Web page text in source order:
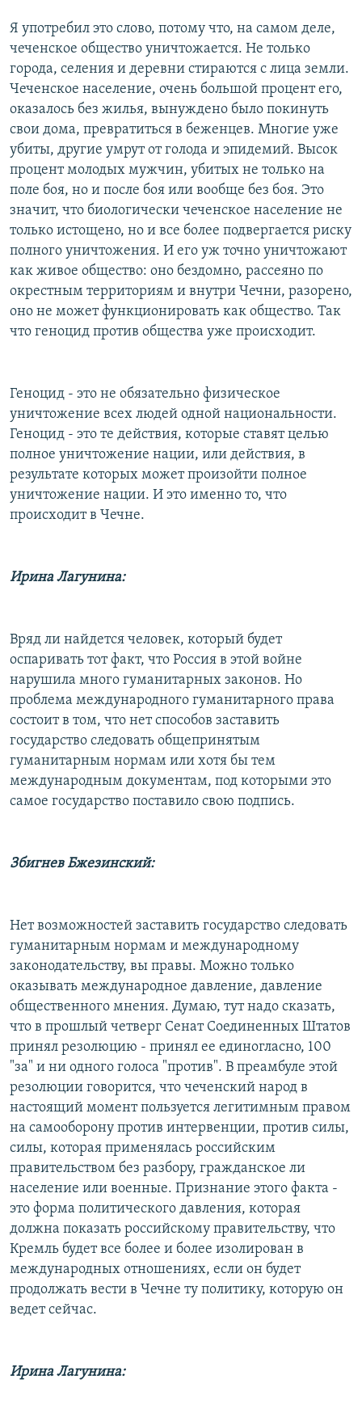
Я употребил это слово, потому что, на самом деле,
чеченское общество уничтожается. Не только
города, селения и деревни стираются с лица земли.
Чеченское население, очень большой процент его,
оказалось без жилья, вынуждено было покинуть
свои дома, превратиться в беженцев. Многие уже
убиты, другие умрут от голода и эпидемий. Высок
процент молодых мужчин, убитых не только на
поле боя, но и после боя или вообще без боя. Это
значит, что биологически чеченское население не
только истощено, но и все более подвергается риску
полного уничтожения. И его уж точно уничтожают
как живое общество: оно бездомно, рассеяно по
окрестным территориям и внутри Чечни, разорено,
оно не может функционировать как общество. Так
что геноцид против общества уже происходит.
Геноцид - это не обязательно физическое
уничтожение всех людей одной национальности.
Геноцид - это те действия, которые ставят целью
полное уничтожение нации, или действия, в
результате которых может произойти полное
уничтожение нации. И это именно то, что
происходит в Чечне.
Ирина Лагунина:
Вряд ли найдется человек, который будет
оспаривать тот факт, что Россия в этой войне
нарушила много гуманитарных законов. Но
проблема международного гуманитарного права
состоит в том, что нет способов заставить
государство следовать общепринятым
гуманитарным нормам или хотя бы тем
международным документам, под которыми это
самое государство поставило свою подпись.
Збигнев Бжезинский:
Нет возможностей заставить государство следовать
гуманитарным нормам и международному
законодательству, вы правы. Можно только
оказывать международное давление, давление
общественного мнения. Думаю, тут надо сказать,
что в прошлый четверг Сенат Соединенных Штатов
принял резолюцию - принял ее единогласно, 100
"за" и ни одного голоса "против". В преамбуле этой
резолюции говорится, что чеченский народ в
настоящий момент пользуется легитимным правом
на самооборону против интервенции, против силы,
силы, которая применялась российским
правительством без разбору, гражданское ли
население или военные. Признание этого факта -
это форма политического давления, которая
должна показать российскому правительству, что
Кремль будет все более и более изолирован в
международных отношениях, если он будет
продолжать вести в Чечне ту политику, которую он
ведет сейчас.
Ирина Лагунина: